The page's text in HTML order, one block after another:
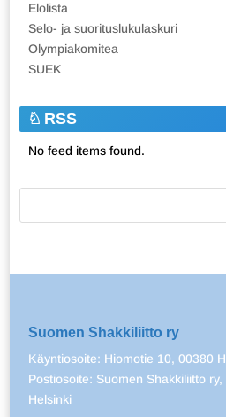
Elolista
Selo- ja suorituslukulaskuri
Olympiakomitea
SUEK
RSS
No feed items found.
Suomen Shakkiliitto ry
Käyntiosoite: Hiomotie 10, 00380
Postiosoite: Suomen Shakkiliitto
Helsinki